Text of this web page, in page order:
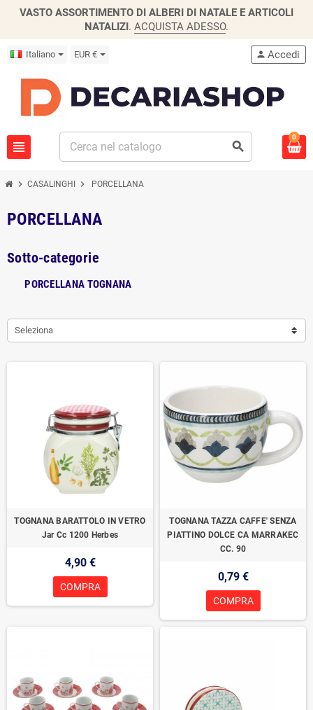
VASTO ASSORTIMENTO DI ALBERI DI NATALE E ARTICOLI
NATALIZI. ACQUISTA ADESSO.
Italiano EUR €
view_headline search
person Accedi
0
chevron_right CASALINGHI chevron_right PORCELLANA
PORCELLANA
Sotto-categorie
PORCELLANA TOGNANA
Seleziona
TOGNANA BARATTOLO IN VETRO
Jar Cc 1200 Herbes
4,90 €
COMPRA
TOGNANA TAZZA CAFFE' SENZA
PIATTINO DOLCE CA MARRAKEC
CC. 90
0,79 €
COMPRA